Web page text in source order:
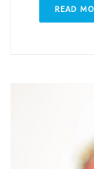
READ